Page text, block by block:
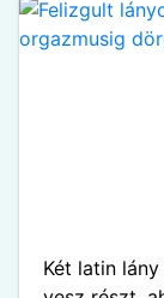
Két latin